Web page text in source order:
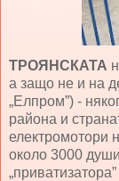
ТРОЯНСКАТА
а защо не и на
„Елпром”) -
района и
електромотори
около 3000